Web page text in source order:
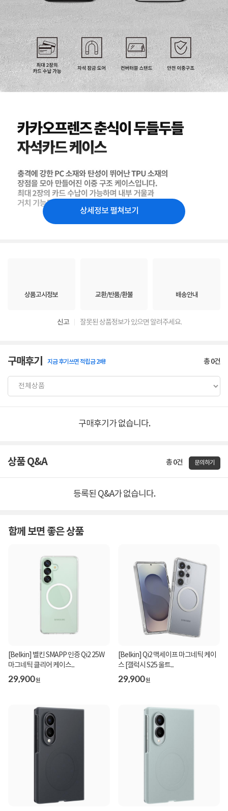
상세정보 펼쳐보기
상품고시정보 교환/반품/환불 배송안내
신고 잘못된 상품정보가 있으면 알려주세요.
구매후기 지금 후기쓰면 적립금 2배! 총0건
구매후기가 없습니다.
상품 Q&A 총 0건 문의하기
등록된 Q&A가 없습니다.
함께 보면 좋은 상품
[Belkin] 벨킨 SMAPP 인증 Qi2 25W
마그네틱 클리어 케이스...
29,900원
[Belkin] Qi2 맥세이프 마그네틱 케이
스 [갤럭시 S25 울트...
29,900원